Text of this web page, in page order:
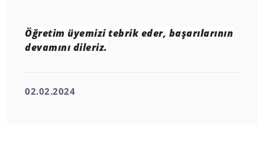
Öğretim üyemizi tebrik eder, başarılarının
devamını dileriz.
02.02.2024